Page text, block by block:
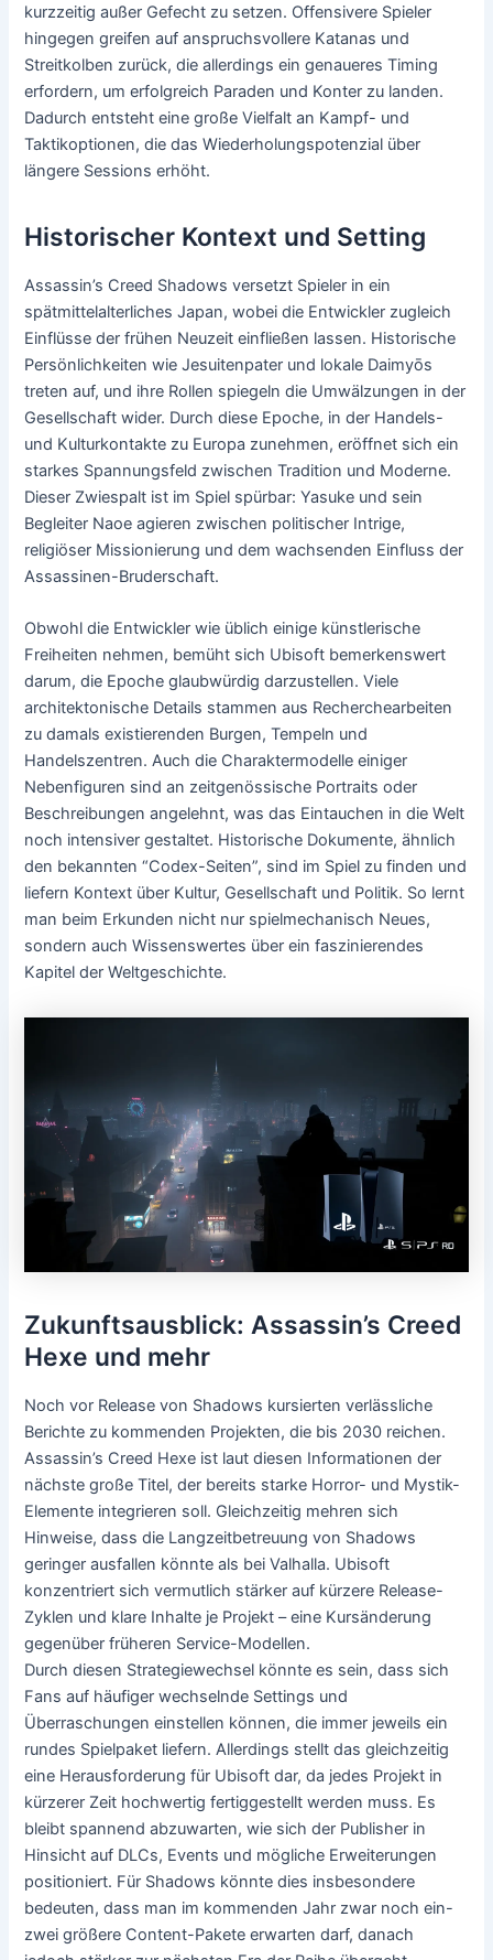
kurzzeitig außer Gefecht zu setzen. Offensivere Spieler
hingegen greifen auf anspruchsvollere Katanas und
Streitkolben zurück, die allerdings ein genaueres Timing
erfordern, um erfolgreich Paraden und Konter zu landen.
Dadurch entsteht eine große Vielfalt an Kampf- und
Taktikoptionen, die das Wiederholungspotenzial über
längere Sessions erhöht.
Historischer Kontext und Setting
Assassin’s Creed Shadows versetzt Spieler in ein
spätmittelalterliches Japan, wobei die Entwickler zugleich
Einflüsse der frühen Neuzeit einfließen lassen. Historische
Persönlichkeiten wie Jesuitenpater und lokale Daimyōs
treten auf, und ihre Rollen spiegeln die Umwälzungen in der
Gesellschaft wider. Durch diese Epoche, in der Handels-
und Kulturkontakte zu Europa zunehmen, eröffnet sich ein
starkes Spannungsfeld zwischen Tradition und Moderne.
Dieser Zwiespalt ist im Spiel spürbar: Yasuke und sein
Begleiter Naoe agieren zwischen politischer Intrige,
religiöser Missionierung und dem wachsenden Einfluss der
Assassinen-Bruderschaft.
Obwohl die Entwickler wie üblich einige künstlerische
Freiheiten nehmen, bemüht sich Ubisoft bemerkenswert
darum, die Epoche glaubwürdig darzustellen. Viele
architektonische Details stammen aus Recherchearbeiten
zu damals existierenden Burgen, Tempeln und
Handelszentren. Auch die Charaktermodelle einiger
Nebenfiguren sind an zeitgenössische Portraits oder
Beschreibungen angelehnt, was das Eintauchen in die Welt
noch intensiver gestaltet. Historische Dokumente, ähnlich
den bekannten “Codex-Seiten”, sind im Spiel zu finden und
liefern Kontext über Kultur, Gesellschaft und Politik. So lernt
man beim Erkunden nicht nur spielmechanisch Neues,
sondern auch Wissenswertes über ein faszinierendes
Kapitel der Weltgeschichte.
Zukunftsausblick: Assassin’s Creed
Hexe und mehr
Noch vor Release von Shadows kursierten verlässliche
Berichte zu kommenden Projekten, die bis 2030 reichen.
Assassin’s Creed Hexe ist laut diesen Informationen der
nächste große Titel, der bereits starke Horror- und Mystik-
Elemente integrieren soll. Gleichzeitig mehren sich
Hinweise, dass die Langzeitbetreuung von Shadows
geringer ausfallen könnte als bei Valhalla. Ubisoft
konzentriert sich vermutlich stärker auf kürzere Release-
Zyklen und klare Inhalte je Projekt – eine Kursänderung
gegenüber früheren Service-Modellen.
Durch diesen Strategiewechsel könnte es sein, dass sich
Fans auf häufiger wechselnde Settings und
Überraschungen einstellen können, die immer jeweils ein
rundes Spielpaket liefern. Allerdings stellt das gleichzeitig
eine Herausforderung für Ubisoft dar, da jedes Projekt in
kürzerer Zeit hochwertig fertiggestellt werden muss. Es
bleibt spannend abzuwarten, wie sich der Publisher in
Hinsicht auf DLCs, Events und mögliche Erweiterungen
positioniert. Für Shadows könnte dies insbesondere
bedeuten, dass man im kommenden Jahr zwar noch ein-
zwei größere Content-Pakete erwarten darf, danach